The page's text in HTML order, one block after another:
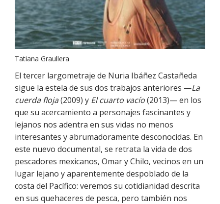
Tatiana Graullera
El tercer largometraje de Nuria Ibáñez Castañeda
sigue la estela de sus dos trabajos anteriores —La
cuerda floja(2009) y El cuarto vacío(2013)— en los
que su acercamiento a personajes fascinantes y
lejanos nos adentra en sus vidas no menos
interesantes y abrumadoramente desconocidas. En
este nuevo documental, se retrata la vida de dos
pescadores mexicanos, Omar y Chilo, vecinos en un
lugar lejano y aparentemente despoblado de la
costa del Pacífico: veremos su cotidianidad descrita
en sus quehaceres de pesca, pero también nos